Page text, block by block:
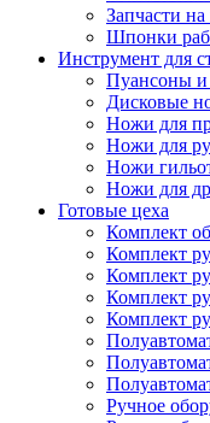
Запчасти
Шпонки
Инструмент для
Пуансоны и
Дисковые
Ножи для
Ножи для
Ножи
Ножи для
Готовые цеха
Комплект
Комплект
Комплект
Комплект
Комплект
Ручное